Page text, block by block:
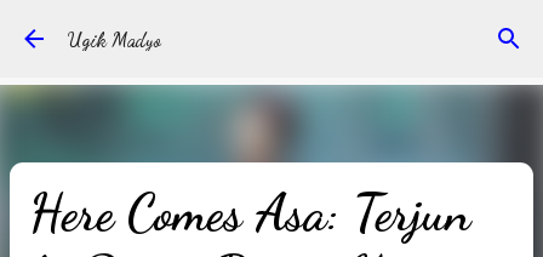
Langsung ke konten utama
Ugik Madyo
Here Comes Asa: Terjun